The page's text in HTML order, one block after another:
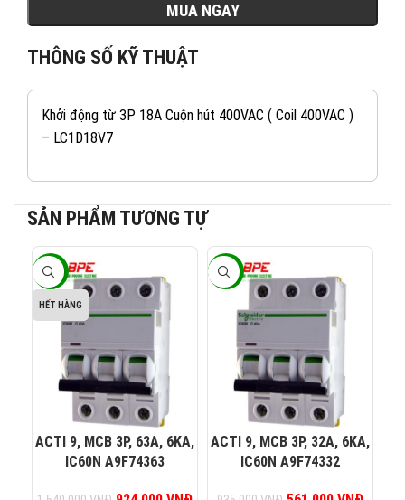
MUA NGAY
THÔNG SỐ KỸ THUẬT
Khởi động từ 3P 18A Cuộn hút 400VAC ( Coil 400VAC )
– LC1D18V7
SẢN PHẨM TƯƠNG TỰ
-40%
HẾT HÀNG
ACTI 9, MCB 3P, 63A, 6KA,
IC60N A9F74363
-40%
ACTI 9, MCB 3P, 32A, 6KA,
IC60N A9F74332
KINH DOANH 1: 082 234 2688
KINH DOANH 2: 0965 101 613
KINH DOANH 3: 0824 927 568
KINH DOANH 4: 0823 944 186